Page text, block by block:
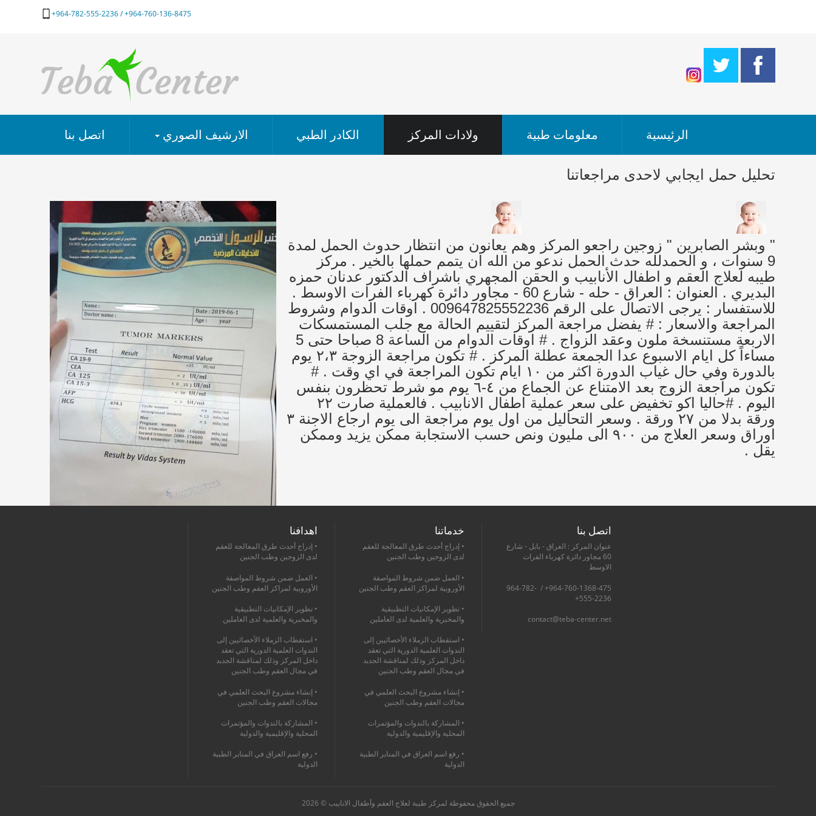
964-760-136-8475+ / 964-782-555-2236+
اتصل بنا الارشيف الصوري الكادر الطبي ولادات المركز معلومات طبية الرئيسية
تحليل حمل ايجابي لاحدى مراجعاتنا
" وبشر الصابرين " زوجين راجعو المركز وهم يعانون من انتظار حدوث الحمل لمدة
9 سنوات ، و الحمدلله حدث الحمل ندعو من الله ان يتمم حملها بالخير . مركز
طيبه لعلاج العقم و اطفال الأنابيب و الحقن المجهري باشراف الدكتور عدنان حمزه
البديري . العنوان : العراق - حله - شارع 60 - مجاور دائرة كهرباء الفرات الاوسط .
للاستفسار : يرجى الاتصال على الرقم 009647825552236 . اوقات الدوام وشروط
المراجعة والاسعار : # يفضل مراجعة المركز لتقييم الحالة مع جلب المستمسكات
الاربعة مستنسخة ملون وعقد الزواج . # اوقات الدوام من الساعة 8 صباحا حتى 5
مساءاً كل ايام الاسبوع عدا الجمعة عطلة المركز . # تكون مراجعة الزوجة ٢،٣ يوم
بالدورة وفي حال غياب الدورة اكثر من ١٠ ايام تكون المراجعة في اي وقت . #
تكون مراجعة الزوج بعد الامتناع عن الجماع من ٤-٦ يوم مو شرط تحظرون بنفس
اليوم . #حاليا اكو تخفيض على سعر عملية اطفال الانابيب . فالعملية صارت ٢٢
ورقة بدلا من ٢٧ ورقة . وسعر التحاليل من اول يوم مراجعة الى يوم ارجاع الاجنة ٣
اوراق وسعر العلاج من ٩٠٠ الى مليون ونص حسب الاستجابة ممكن يزيد وممكن
يقل .
اهدافنا
• إدراج أحدث طرق المعالجة للعقم
لدى الزوجين وطب الجنين
• العمل ضمن شروط المواصفة
الأوروبية لمراكز العقم وطب الجنين
• تطوير الإمكانيات التطبيقية
والمخبرية والعلمية لدى العاملين
• استقطاب الزملاء الأخصائيين إلى
الندوات العلمية الدورية التي تعقد
داخل المركز وذلك لمناقشة الجديد
في مجال العقم وطب الجنين
• إنشاء مشروع البحث العلمي في
مجالات العقم وطب الجنين
• المشاركة بالندوات والمؤتمرات
المحلية والإقليمية والدولية
• رفع اسم العراق في المنابر الطبية
الدولية
خدماتنا
• إدراج أحدث طرق المعالجة للعقم
لدى الزوجين وطب الجنين
• العمل ضمن شروط المواصفة
الأوروبية لمراكز العقم وطب الجنين
• تطوير الإمكانيات التطبيقية
والمخبرية والعلمية لدى العاملين
• استقطاب الزملاء الأخصائيين إلى
الندوات العلمية الدورية التي تعقد
داخل المركز وذلك لمناقشة الجديد
في مجال العقم وطب الجنين
• إنشاء مشروع البحث العلمي في
مجالات العقم وطب الجنين
• المشاركة بالندوات والمؤتمرات
المحلية والإقليمية والدولية
• رفع اسم العراق في المنابر الطبية
الدولية
اتصل بنا
عنوان المركز : العراق - بابل - شارع
60 مجاور دائرة كهرباء الفرات
الاوسط
964-760-1368-475+ / 964-782-
555-2236+
contact@teba-center.net
جميع الحقوق محفوظة لمركز طيبة لعلاج العقم وأطفال الانابيب © 2026